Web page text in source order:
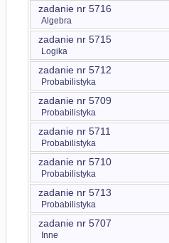
zadanie nr 5716
Algebra
zadanie nr 5715
Logika
zadanie nr 5712
Probabilistyka
zadanie nr 5709
Probabilistyka
zadanie nr 5711
Probabilistyka
zadanie nr 5710
Probabilistyka
zadanie nr 5713
Probabilistyka
zadanie nr 5707
Inne